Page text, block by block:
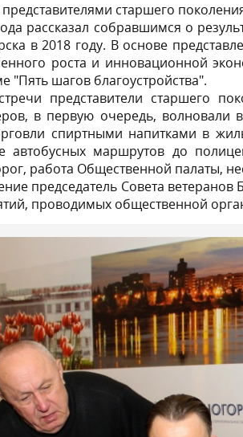
представителями старшего
рассказал собравшимся о
в 2018 году. В основе
роста и инновационной
"Пять шагов благоустройства".
представители старшего
в первую очередь, волновали
спиртными напитками в
автобусных маршрутов до
работа Общественной палаты,
председатель Совета
проводимых общественной